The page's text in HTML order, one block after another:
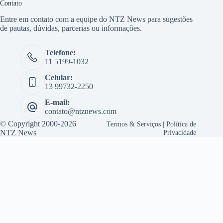
Contato
Entre em contato com a equipe do NTZ News para sugestões
de pautas, dúvidas, parcerias ou informações.
Telefone:
11 5199-1032
Celular:
13 99732-2250
E-mail:
contato@ntznews.com
© Copyright 2000-2026
NTZ News
Termos & Serviços |Política de
Privacidade